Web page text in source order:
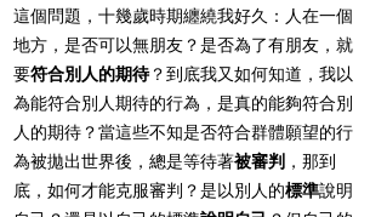
這個問題，十幾歲時期纏繞我好久：人在一個
地方，是否可以無朋友？是否為了有朋友，就
要符合別人的期待？到底我又如何知道，我以
為能符合別人期待的行為，是真的能夠符合別
人的期待？當這些不知是否符合群體願望的行
為被拋出世界後，總是等待著被審判 ，那到
底，如何才能克服審判？是以別人的標準說明